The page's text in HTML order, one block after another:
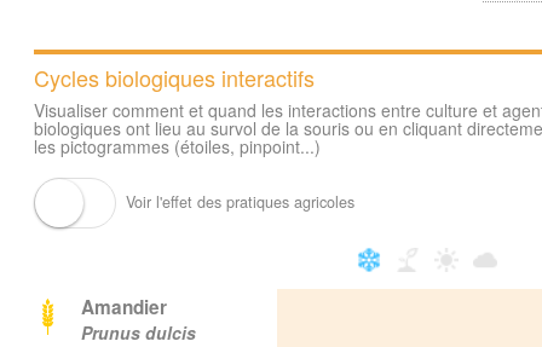
Cycles biologiques interactifs
Visualiser comment et quand les interactions entre culture et
biologiques ont lieu au survol de la souris ou en cliquant
les pictogrammes (étoiles, pinpoint...)
Voir l'effet des pratiques agricoles
Amandier
Prunus dulcis